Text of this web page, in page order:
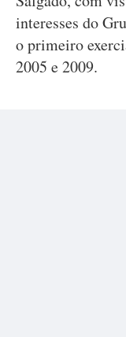
interesses do
o primeiro
2005 e 2009.